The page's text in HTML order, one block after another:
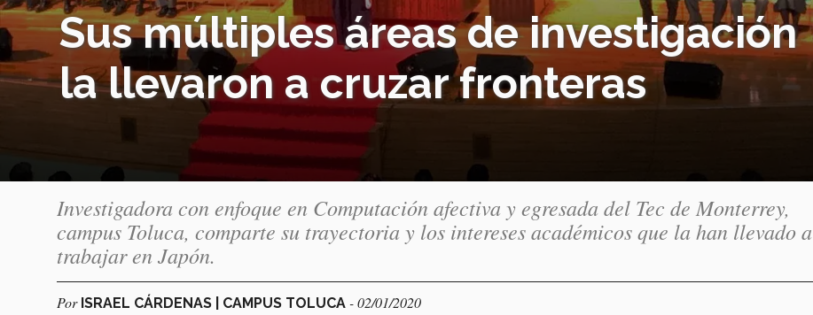
Sus múltiples áreas de investigación
la llevaron a cruzar fronteras
Investigadora con enfoque en Computación afectiva y egresada del Tec de Monterrey,
campus Toluca, comparte su trayectoria y los intereses académicos que la han llevado a
trabajar en Japón.
Por ISRAEL CÁRDENAS | CAMPUS TOLUCA - 02/01/2020